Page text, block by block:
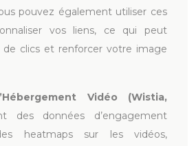
pouvez également utiliser ces
vos liens, ce qui peut
de clics et renforcer votre image
Vidéo (Wistia,
des données d’engagement
heatmaps sur les vidéos,